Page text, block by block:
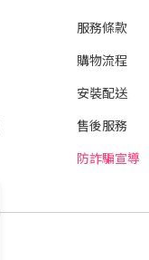
服務條款
購物流程
安裝配送
售後服務
防詐騙宣導